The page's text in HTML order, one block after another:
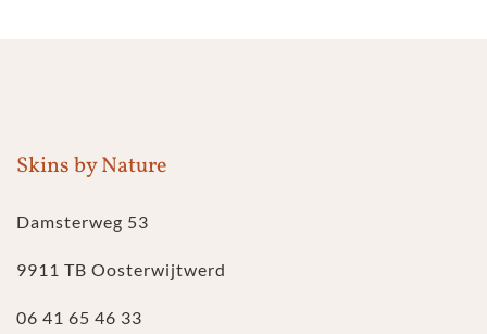
Skins by Nature
Damsterweg 53
9911 TB Oosterwijtwerd
06 41 65 46 33